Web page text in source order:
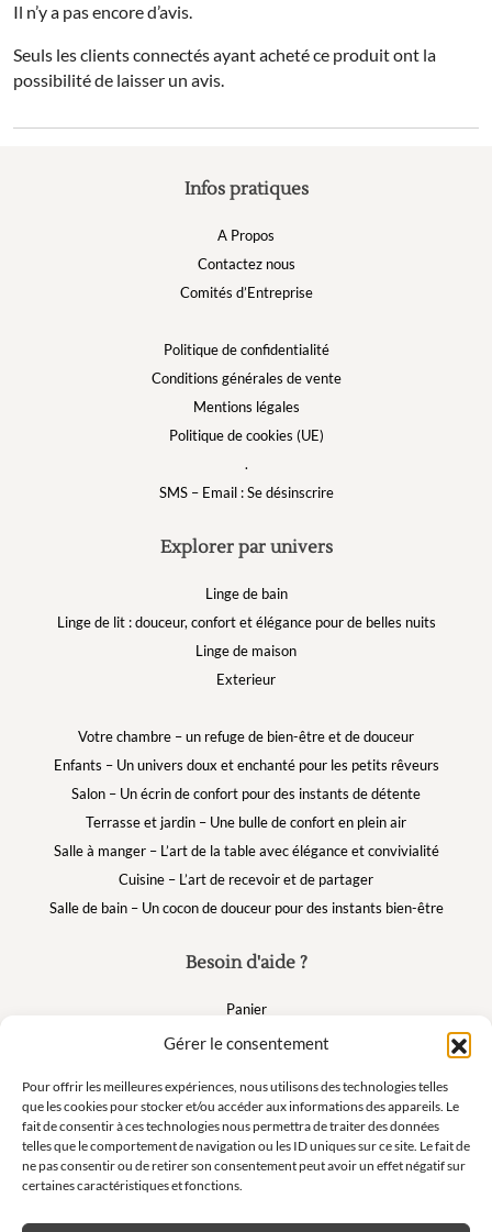
Gérer le consentement
Pour offrir les meilleures expériences, nous utilisons des technologies telles
que les cookies pour stocker et/ou accéder aux informations des appareils. Le
fait de consentir à ces technologies nous permettra de traiter des données
telles que le comportement de navigation ou les ID uniques sur ce site. Le fait de
ne pas consentir ou de retirer son consentement peut avoir un effet négatif sur
certaines caractéristiques et fonctions.
Il n’y a pas encore d’avis.
Seuls les clients connectés ayant acheté ce produit ont la
possibilité de laisser un avis.
Besoin d'aide ?
Panier
FAQ
Suivez nous
Infos pratiques
A Propos
Contactez nous
Comités d’Entreprise
Politique de confidentialité
Conditions générales de vente
Mentions légales
Politique de cookies (UE)
.
SMS – Email : Se désinscrire
Explorer par univers
Linge de bain
Linge de lit : douceur, confort et élégance pour de belles nuits
Linge de maison
Exterieur
Votre chambre – un refuge de bien-être et de douceur
Enfants – Un univers doux et enchanté pour les petits rêveurs
Salon – Un écrin de confort pour des instants de détente
Terrasse et jardin – Une bulle de confort en plein air
Salle à manger – L’art de la table avec élégance et convivialité
Cuisine – L’art de recevoir et de partager
Salle de bain – Un cocon de douceur pour des instants bien-être